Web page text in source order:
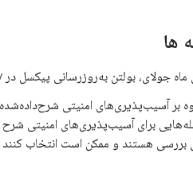
ها
جولای، بولتن به‌روزرسانی پیکسل در ۷ جولای ۲۰۲۱ منتشر می‌شود.
برای آسیب‌پذیری‌های امنیتی
بررسی هستند و ممکن است انتخاب کنند